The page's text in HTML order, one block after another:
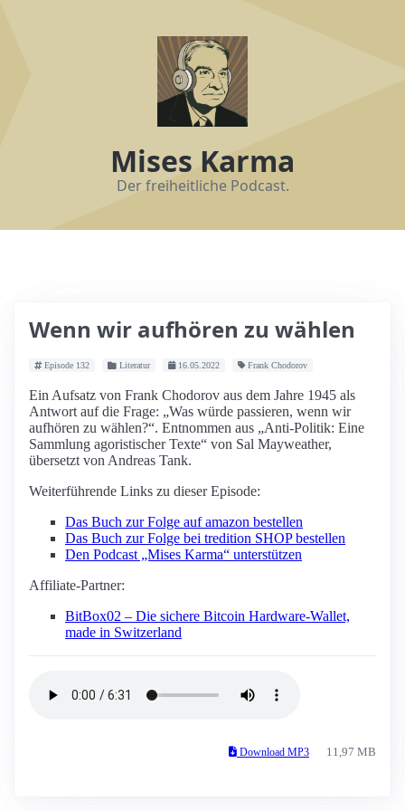
Mises Karma
Der freiheitliche Podcast.
Wenn wir aufhören zu wählen
Episode 132 Literatur 16.05.2022 Frank Chodorov
Ein Aufsatz von Frank Chodorov aus dem Jahre 1945 als
Antwort auf die Frage: „Was würde passieren, wenn wir
aufhören zu wählen?“. Entnommen aus „Anti-Politik: Eine
Sammlung agoristischer Texte“ von Sal Mayweather,
übersetzt von Andreas Tank.
Weiterführende Links zu dieser Episode:
Das Buch zur Folge auf amazon bestellen
Das Buch zur Folge bei tredition SHOP bestellen
Den Podcast „Mises Karma“ unterstützen
Affiliate-Partner:
BitBox02 – Die sichere Bitcoin Hardware-Wallet,
made in Switzerland
Download MP3 11,97 MB